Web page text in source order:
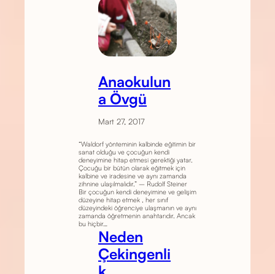
Anaokulun
a Övgü
Mart 27, 2017
“Waldorf yönteminin kalbinde eğitimin bir
sanat olduğu ve çocuğun kendi
deneyimine hitap etmesi gerektiği yatar.
Çocuğu bir bütün olarak eğitmek için
kalbine ve iradesine ve aynı zamanda
zihnine ulaşılmalıdır.” – Rudolf Steiner
Bir çocuğun kendi deneyimine ve gelişim
düzeyine hitap etmek , her sınıf
düzeyindeki öğrenciye ulaşmanın ve aynı
zamanda öğretmenin anahtarıdır. Ancak
bu hiçbir…
Neden
Çekingenli